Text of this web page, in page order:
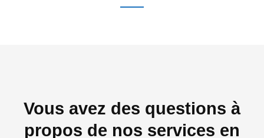
Vous avez des questions à
propos de nos services en